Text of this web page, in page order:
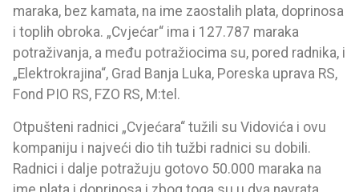
maraka, bez kamata, na ime zaostalih plata, doprinosa
i toplih obroka. „Cvjećar“ ima i 127.787 maraka
potraživanja, a među potražiocima su, pored radnika, i
„Elektrokrajina“, Grad Banja Luka, Poreska uprava RS,
Fond PIO RS, FZO RS, M:tel.
Otpušteni radnici „Cvjećara“ tužili su Vidovića i ovu
kompaniju i najveći dio tih tužbi radnici su dobili.
Radnici i dalje potražuju gotovo 50.000 maraka na